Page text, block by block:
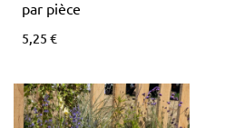
par pièce
5,25 €